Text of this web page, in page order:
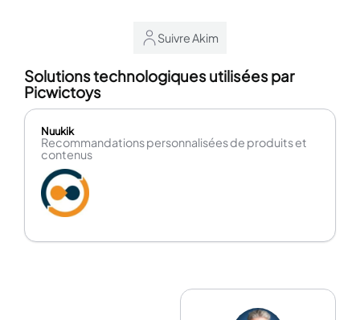
Suivre Akim
Solutions technologiques utilisées par
Picwictoys
Nuukik
Recommandations personnalisées de produits et
contenus